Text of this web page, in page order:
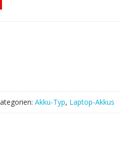
Akku-Typ, Laptop-Akkus